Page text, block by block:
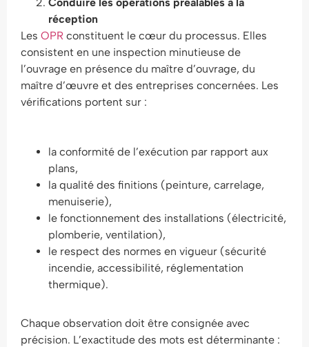
réception
Les OPR constituent le cœur du processus. Elles
consistent en une inspection minutieuse de
l’ouvrage en présence du maître d’ouvrage, du
maître d’œuvre et des entreprises concernées. Les
vérifications portent sur :
la conformité de l’exécution par rapport aux
plans,
la qualité des finitions (peinture, carrelage,
menuiserie),
le fonctionnement des installations (électricité,
plomberie, ventilation),
le respect des normes en vigueur (sécurité
incendie, accessibilité, réglementation
thermique).
Chaque observation doit être consignée avec
précision. L’exactitude des mots est déterminante :